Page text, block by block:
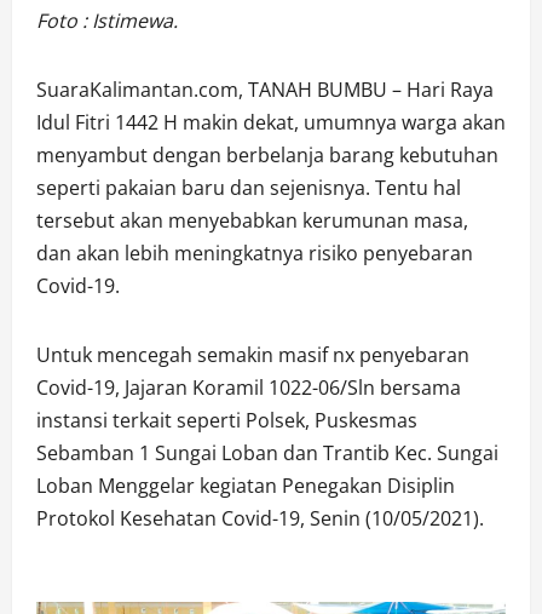
Foto : Istimewa.
SuaraKalimantan.com, TANAH BUMBU – Hari Raya
Idul Fitri 1442 H makin dekat, umumnya warga akan
menyambut dengan berbelanja barang kebutuhan
seperti pakaian baru dan sejenisnya. Tentu hal
tersebut akan menyebabkan kerumunan masa,
dan akan lebih meningkatnya risiko penyebaran
Covid-19.
Untuk mencegah semakin masif nx penyebaran
Covid-19, Jajaran Koramil 1022-06/Sln bersama
instansi terkait seperti Polsek, Puskesmas
Sebamban 1 Sungai Loban dan Trantib Kec. Sungai
Loban Menggelar kegiatan Penegakan Disiplin
Protokol Kesehatan Covid-19, Senin (10/05/2021).